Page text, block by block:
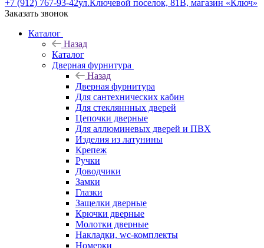
+7 (912) 767-93-42ул.Ключевой поселок, 81В, магазин «Ключ»
Заказать звонок
Каталог
Назад
Каталог
Дверная фурнитура
Назад
Дверная фурнитура
Для сантехнических кабин
Для стекляннных дверей
Цепочки дверные
Для аллюминевых дверей и ПВХ
Изделия из латунины
Крепеж
Ручки
Доводчики
Замки
Глазки
Защелки дверные
Крючки дверные
Молотки дверные
Накладки, wc-комплекты
Номерки